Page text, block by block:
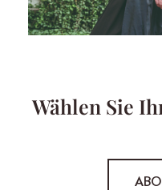
Wählen Sie